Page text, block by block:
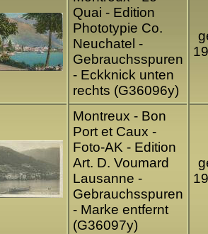
Quai - Edition
Phototypie Co.
Neuchatel -
Gebrauchsspuren
- Eckknick unten
rechts (G36096y)
Montreux - Bon
Port et Caux -
Foto-AK - Edition
Art. D. Voumard
Lausanne -
Gebrauchsspuren
- Marke entfernt
(G36097y)